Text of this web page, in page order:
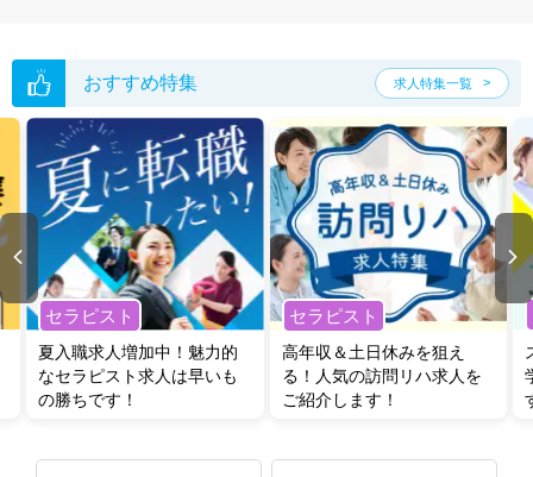
おすすめ特集 求人特集一覧
セラピスト
夏入職求人増加中！魅力的
なセラピスト求人は早いも
の勝ちです！
セラピスト
高年収＆土日休みを狙え
る！人気の訪問リハ求人を
ご紹介します！